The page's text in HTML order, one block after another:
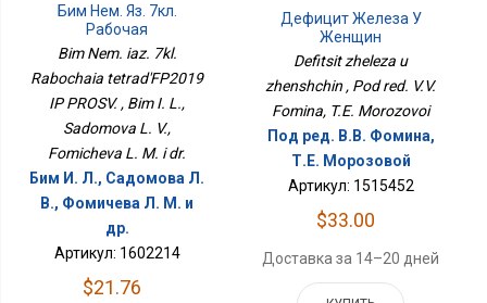
Бим Нем. Яз. 7кл.
Рабочая
ТетрадьФП2019 ИП
Bim Nem. iaz. 7kl.
Rabochaia tetrad'FP2019
IP PROSV. , Bim I. L.,
Sadomova L. V.,
Fomicheva L. M. i dr.
Бим И. Л., Садомова Л.
В., Фомичева Л. М. и
др.
Артикул: 1602214
$21.76
Дефицит Железа У
Женщин
Defitsit zheleza u
zhenshchin , Pod red. V.V.
Fomina, T.E. Morozovoi
Под ред. В.В. Фомина,
Т.Е. Морозовой
Артикул: 1515452
$33.00
Доставка за 14–20 дней